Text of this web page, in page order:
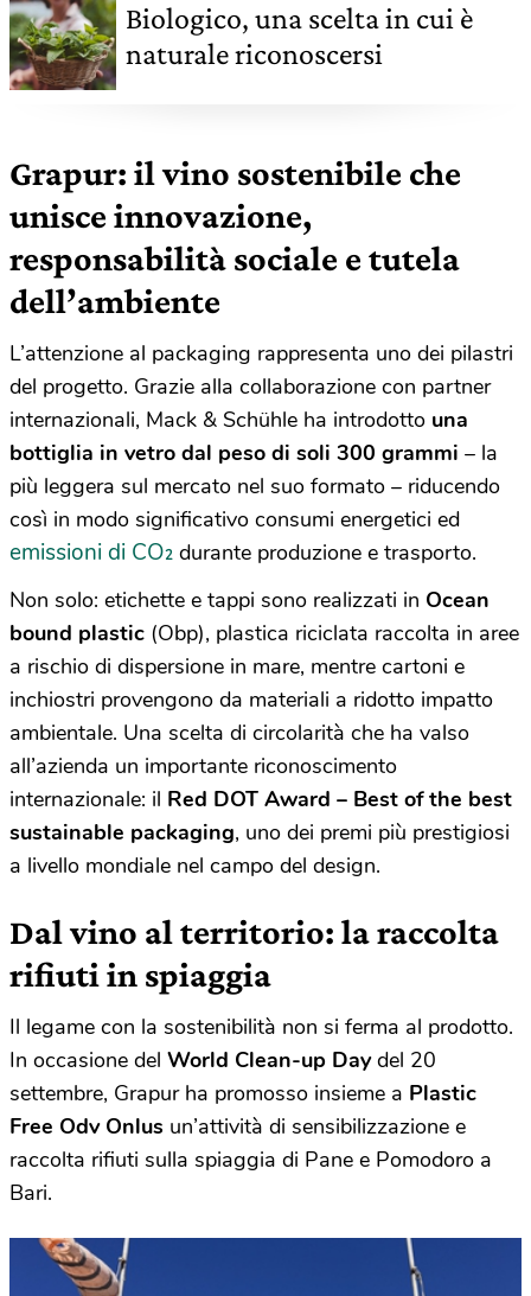
Biologico, una scelta in cui è
naturale riconoscersi
Grapur: il vino sostenibile che
unisce innovazione,
responsabilità sociale e tutela
dell’ambiente
L’attenzione al packaging rappresenta uno dei pilastri
del progetto. Grazie alla collaborazione con partner
internazionali, Mack & Schühle ha introdotto una
bottiglia in vetro dal peso di soli 300 grammi – la
più leggera sul mercato nel suo formato – riducendo
così in modo significativo consumi energetici ed
emissioni di CO₂ durante produzione e trasporto.
Non solo: etichette e tappi sono realizzati in Ocean
bound plastic (Obp), plastica riciclata raccolta in aree
a rischio di dispersione in mare, mentre cartoni e
inchiostri provengono da materiali a ridotto impatto
ambientale. Una scelta di circolarità che ha valso
all’azienda un importante riconoscimento
internazionale: il Red DOT Award – Best of the best
sustainable packaging, uno dei premi più prestigiosi
a livello mondiale nel campo del design.
Dal vino al territorio: la raccolta
rifiuti in spiaggia
Il legame con la sostenibilità non si ferma al prodotto.
In occasione del World Clean-up Daydel 20
settembre, Grapur ha promosso insieme a Plastic
Free Odv Onlus un’attività di sensibilizzazione e
raccolta rifiuti sulla spiaggia di Pane e Pomodoro a
Bari.